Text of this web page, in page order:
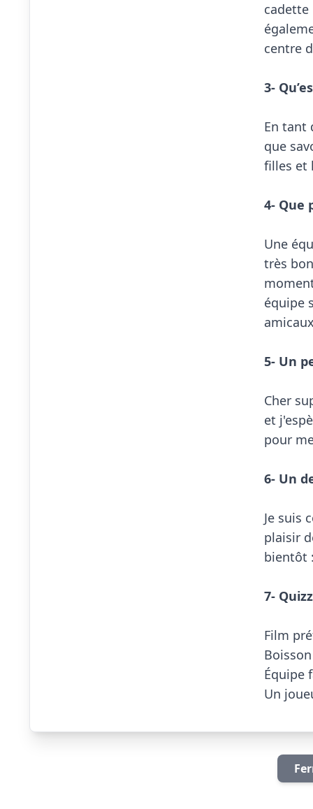
cadette
centre
3-
En tant
que
filles et
4- Que
Une
très
équipe
5- Un
Cher
et
pour
6- Un
Je suis
plaisir
bientôt
7-
Film
Équipe